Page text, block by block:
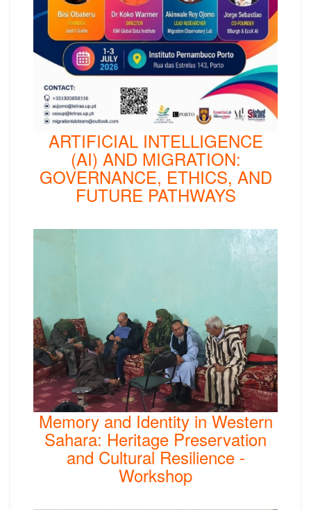
ARTIFICIAL INTELLIGENCE
(AI) AND MIGRATION:
GOVERNANCE, ETHICS, AND
FUTURE PATHWAYS
Memory and Identity in Western
Sahara: Heritage Preservation
and Cultural Resilience -
Workshop